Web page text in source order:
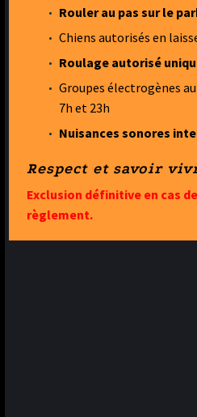
Rouler au pas sur le
Chiens autorisés en
Roulage autorisé
Groupes électrogènes
7h et 23h
Nuisances sonores
Respect et savoir
Exclusion définitive en cas
règlement.